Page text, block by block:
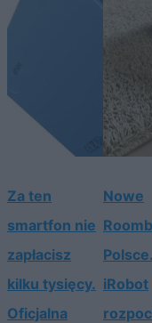
Za ten
smartfon nie
zapłacisz
kilku tysięcy.
Oficjalna
Nowe
Polsce.
iRobot